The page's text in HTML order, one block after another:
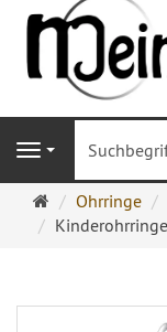
Navigation
Ohrringe
Ohrstecker
Ohrringe